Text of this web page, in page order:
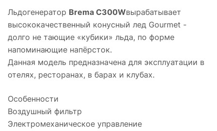
Льдогенератор Brema C300Wвырабатывает
высококачественный конусный лед Gourmet -
долго не тающие «кубики» льда, по форме
напоминающие напёрсток.
Данная модель предназначена для эксплуатации в
отелях, ресторанах, в барах и клубах.
Особенности
Воздушный фильтр
Электромеханическое управление